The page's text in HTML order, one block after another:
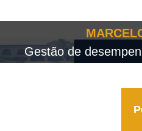
Gestão de